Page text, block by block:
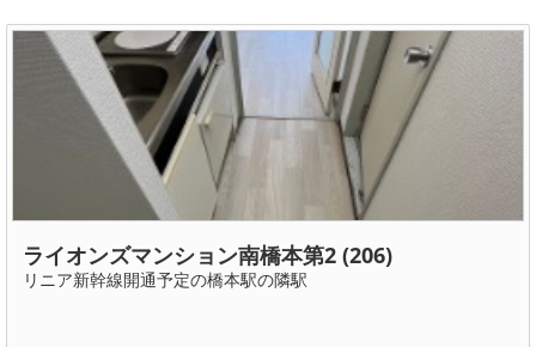
ライオンズマンション南橋本第2 (206)
リニア新幹線開通予定の橋本駅の隣駅